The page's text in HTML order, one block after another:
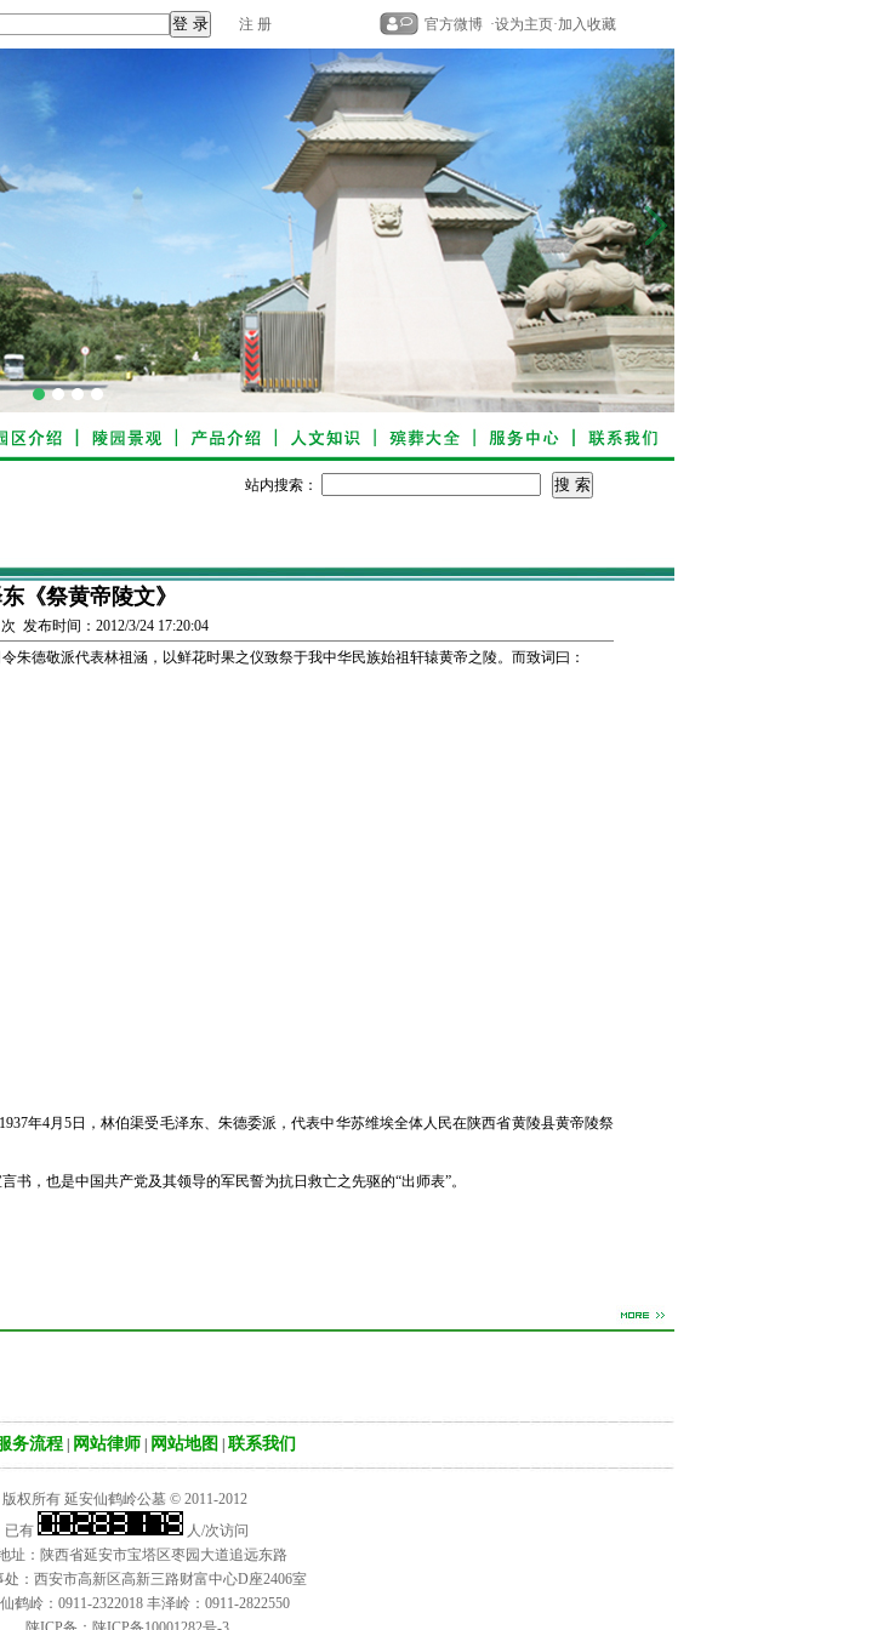
注 册 官方微博 ·设为主页·加入收藏
1 2 3 4
站内搜索：
《祭黄帝陵文》
发布时间：2012/3/24 17:20:04
德敬派代表林祖涵，以鲜花时果之仪致祭于我中华民族始祖轩辕黄帝之陵。而致词曰：
年4月5日，林伯渠受毛泽东、朱德委派，代表中华苏维埃全体人民在陕西省黄陵县黄帝陵祭
，也是中国共产党及其领导的军民誓为抗日救亡之先驱的“出师表”。
务流程 网站律师 网站地图 联系我们
版权所有 延安仙鹤岭公墓 © 2011-2012
已有
人/次访问
址：陕西省延安市宝塔区枣园大道追远东路
处：西安市高新区高新三路财富中心D座2406室
鹤岭：0911-2322018 丰泽岭：0911-2822550